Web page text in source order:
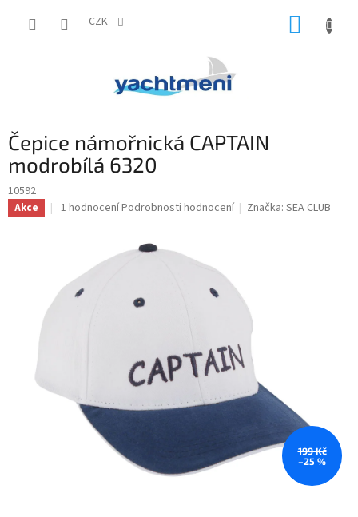
CZK
Čepice námořnická CAPTAIN
modrobílá 6320
10592
Akce
Průměrné
z
1 hodnoceníPodrobnosti hodnocení Značka:SEA CLUB
199 Kč
–25 %